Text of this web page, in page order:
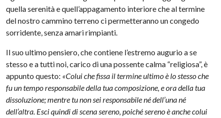
quella serenità e quell’appagamento interiore che al termine
del nostro cammino terreno ci permetteranno un congedo
sorridente, senza amari rimpianti.
Il suo ultimo pensiero, che contiene l’estremo augurio a se
stesso e a tutti noi, carico di una possente calma “religiosa”, è
appunto questo: «Colui che fissa il termine ultimo è lo stesso che
fu un tempo responsabile della tua composizione, e ora della tua
dissoluzione; mentre tu non sei responsabile né dell’una né
dell’altra. Esci quindi di scena sereno, poiché sereno è anche colui